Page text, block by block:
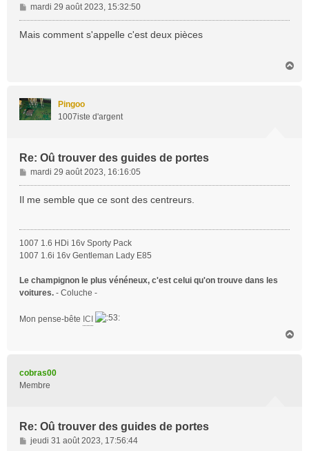
M
e
s
mardi 29 août 2023, 15:32:50
Mais comment s'appelle c'est deux pièces
Pingoo
1007iste d'argent
Re: Oû trouver des guides de portes
M
e
s
g
e
mardi 29 août 2023, 16:16:05
Il me semble que ce sont des centreurs.
1007 1.6 HDi 16v Sporty Pack
1007 1.6i 16v Gentleman Lady E85
Le champignon le plus vénéneux, c'est celui qu'on trouve dans les
voitures. - Coluche -
Mon pense-bête ICI
cobras00
Membre
Re: Oû trouver des guides de portes
M
jeudi 31 août 2023, 17:56:44